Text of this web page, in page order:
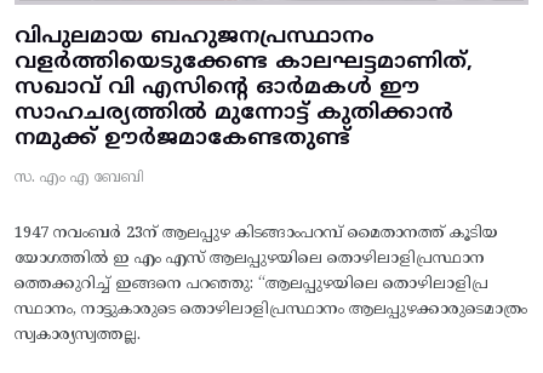
വിപുലമായ ബഹുജനപ്രസ്ഥാനം
വളർത്തിയെടുക്കേണ്ട കാലഘട്ടമാണിത്,
സഖാവ് വി എസിന്റെ ഓർമകൾ ഈ
സാഹചര്യത്തിൽ മുന്നോട്ട്‌ കുതിക്കാൻ
നമുക്ക് ഊർജമാകേണ്ടതുണ്ട്
സ. എം എ ബേബി
1947 നവംബർ 23ന് ആലപ്പുഴ കിടങ്ങാംപറമ്പ്‌ മൈതാനത്ത്‌ കൂടിയ
യോഗത്തിൽ ഇ എം എസ് ആലപ്പുഴയിലെ തൊഴിലാളിപ്രസ്ഥാന
ത്തെക്കുറിച്ച് ഇങ്ങനെ പറഞ്ഞു: “ആലപ്പുഴയിലെ തൊഴിലാളിപ്ര
സ്ഥാനം, നാട്ടുകാരുടെ തൊഴിലാളിപ്രസ്ഥാനം ആലപ്പുഴക്കാരുടെമാത്രം
സ്വകാര്യസ്വത്തല്ല.